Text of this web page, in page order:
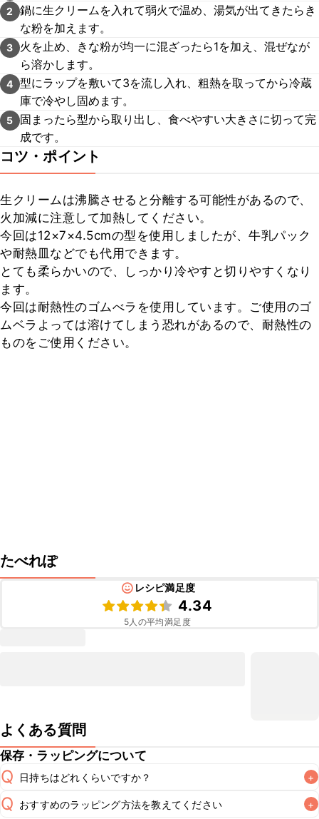
2
鍋に生クリームを入れて弱火で温め、湯気が出てきたらき
な粉を加えます。
3
火を止め、きな粉が均一に混ざったら1を加え、混ぜなが
ら溶かします。
4 型にラップを敷いて3を流し入れ、粗熱を取ってから冷蔵
庫で冷やし固めます。
5
固まったら型から取り出し、食べやすい大きさに切って完
成です。
コツ・ポイント
生クリームは沸騰させると分離する可能性があるので、
火加減に注意して加熱してください。
今回は12×7×4.5cmの型を使用しましたが、牛乳パック
や耐熱皿などでも代用できます。
とても柔らかいので、しっかり冷やすと切りやすくなり
ます。
今回は耐熱性のゴムべラを使用しています。ご使用のゴ
ムベラよっては溶けてしまう恐れがあるので、耐熱性の
ものをご使用ください。
たべれぽ
レシピ満足度
4.34
5人の平均満足度
よくある質問
保存・ラッピングについて
Q 日持ちはどれくらいですか？ +
冷蔵保存で2~3日が目安です。なるべくお早めにお召し上が
Q おすすめのラッピング方法を教えてください +